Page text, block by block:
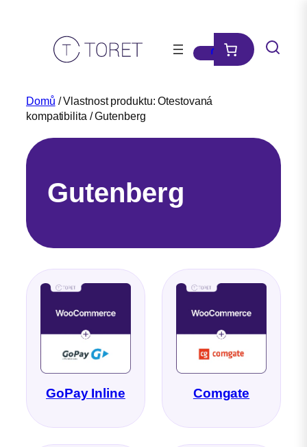
Domů / Vlastnost produktu: Otestovaná
kompatibilita / Gutenberg
Gutenberg
GoPay Inline Comgate